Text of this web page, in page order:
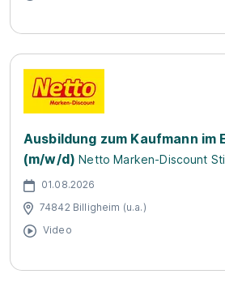
Ausbildung zum Kaufmann im
(m/w/d) Netto Marken-Discount
01.08.2026
74842 Billigheim (u.a.)
Video